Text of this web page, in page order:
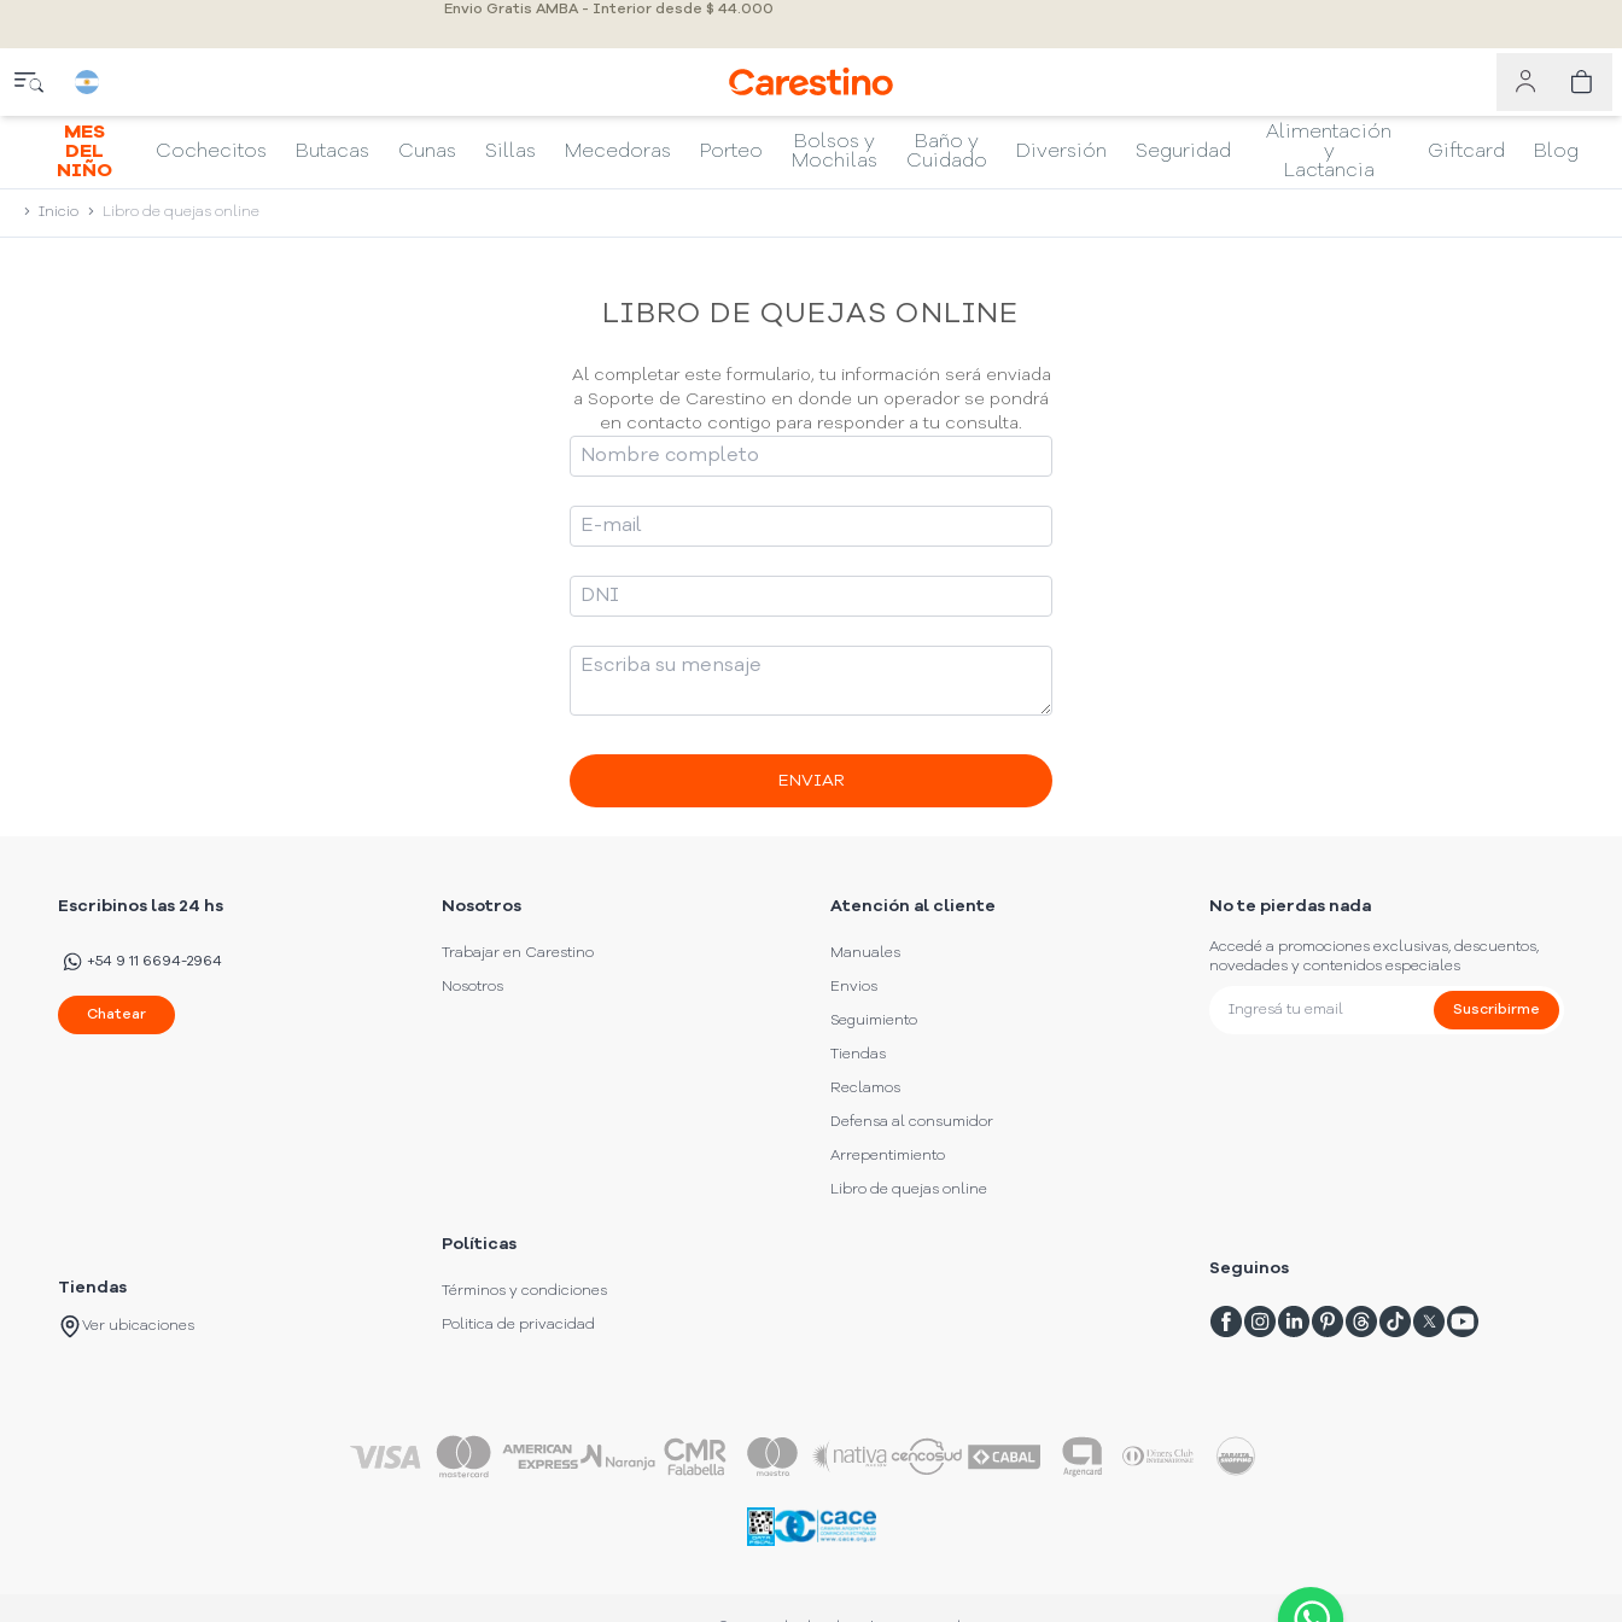
Envio Gratis AMBA - Interior desde $ 44.000
MES
DEL
NIÑO
Cochecitos Butacas Cunas Sillas Mecedoras Porteo
Bolsos y
Mochilas
Baño y
Cuidado
Diversión Seguridad
Alimentación
y
Lactancia
Giftcard Blog
Inicio Libro de quejas online
LIBRO DE QUEJAS ONLINE
Al completar este formulario, tu información será enviada
a Soporte de Carestino en donde un operador se pondrá
en contacto contigo para responder a tu consulta.
ENVIAR
Escribinos las 24 hs
+54 9 11 6694-2964
Chatear
Tiendas
Ver ubicaciones
Nosotros
Trabajar en Carestino
Nosotros
Atención al cliente
Manuales
Envios
Seguimiento
Tiendas
Reclamos
Defensa al consumidor
Arrepentimiento
Libro de quejas online
Políticas
Términos y condiciones
Politica de privacidad
No te pierdas nada
Accedé a promociones exclusivas, descuentos,
novedades y contenidos especiales
Suscribirme
Seguinos